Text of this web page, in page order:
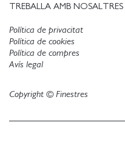
TREBALLA AMB NOSALTRES
Política de privacitat
Política de cookies
Avís legal
Política de compres
Copyright © Finestres